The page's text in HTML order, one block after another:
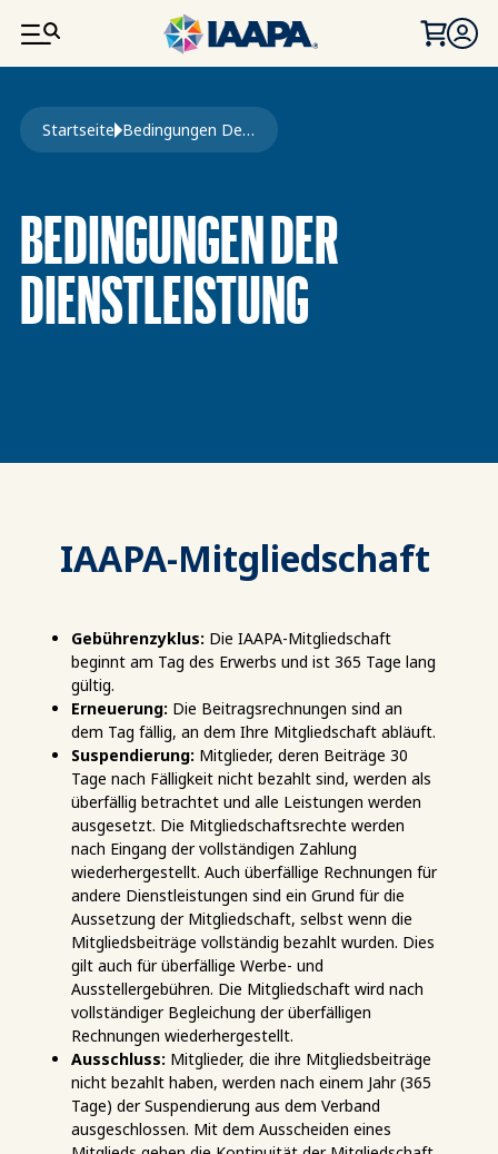
DIREKT ZUM INHALT
Pfadnavigation
Startseite Bedingungen Der Dienstleistung
BEDINGUNGEN DER
DIENSTLEISTUNG
IAAPA-Mitgliedschaft
Gebührenzyklus: Die IAAPA-Mitgliedschaft
beginnt am Tag des Erwerbs und ist 365 Tage lang
gültig.
Erneuerung: Die Beitragsrechnungen sind an
dem Tag fällig, an dem Ihre Mitgliedschaft abläuft.
Suspendierung: Mitglieder, deren Beiträge 30
Tage nach Fälligkeit nicht bezahlt sind, werden als
überfällig betrachtet und alle Leistungen werden
ausgesetzt. Die Mitgliedschaftsrechte werden
nach Eingang der vollständigen Zahlung
wiederhergestellt. Auch überfällige Rechnungen für
andere Dienstleistungen sind ein Grund für die
Aussetzung der Mitgliedschaft, selbst wenn die
Mitgliedsbeiträge vollständig bezahlt wurden. Dies
gilt auch für überfällige Werbe- und
Ausstellergebühren. Die Mitgliedschaft wird nach
vollständiger Begleichung der überfälligen
Rechnungen wiederhergestellt.
Ausschluss: Mitglieder, die ihre Mitgliedsbeiträge
nicht bezahlt haben, werden nach einem Jahr (365
Tage) der Suspendierung aus dem Verband
ausgeschlossen. Mit dem Ausscheiden eines